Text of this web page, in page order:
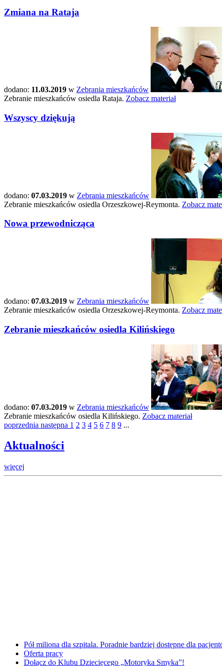
Zmiana na Rataja
dodano: 11.03.2019 w Zebrania mieszkańców
Zebranie mieszkańców osiedla Rataja. Zobacz materiał
Wszyscy dziękują
dodano: 07.03.2019 w Zebrania mieszkańców
Zebranie mieszkańców osiedla Orzeszkowej-Reymonta. Zobacz
Nowa przewodnicząca
dodano: 07.03.2019 w Zebrania mieszkańców
Zebranie mieszkańców osiedla Orzeszkowej-Reymonta. Zobacz
Zebranie mieszkańców osiedla Kilińskiego
dodano: 07.03.2019 w Zebrania mieszkańców
Zebranie mieszkańców osiedla Kilińskiego. Zobacz materiał
poprzednia następna 1 2 3 4 5 6 7 8 9 ...
Aktualności
więcej
Pół miliona dla szpitala. Poradnie bardziej dostępne dla
Oferta pracy
Dołącz do Klubu Dziecięcego „Motoryka Smyka”!